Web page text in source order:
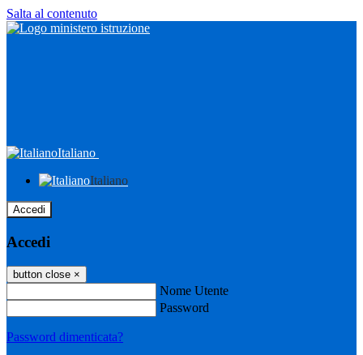
Salta al contenuto
Italiano
Italiano
Accedi
Accedi
button close ×
Nome Utente
Password
Password dimenticata?